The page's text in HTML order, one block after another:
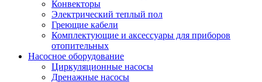
Конвекторы
Электрический теплый пол
Греющие кабели
Комплектующие и аксессуары для приборов
отопительных
Насосное оборудование
Циркуляционные насосы
Дренажные насосы